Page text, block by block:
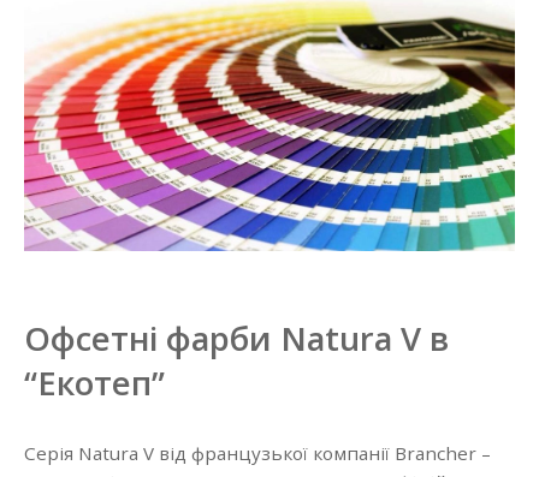
Офсетні фарби Natura V в
“Екотеп”
Серія Natura V від французької компанії Brancher –